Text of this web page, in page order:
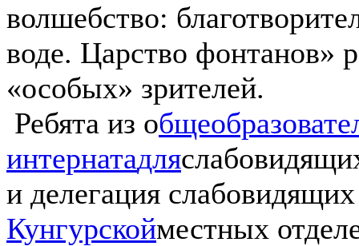
волшебство:
воде. Царство фонтанов»
«особых» зрителей.
Ребята из о
интернатадля
и делегация
Кунгурскойместных